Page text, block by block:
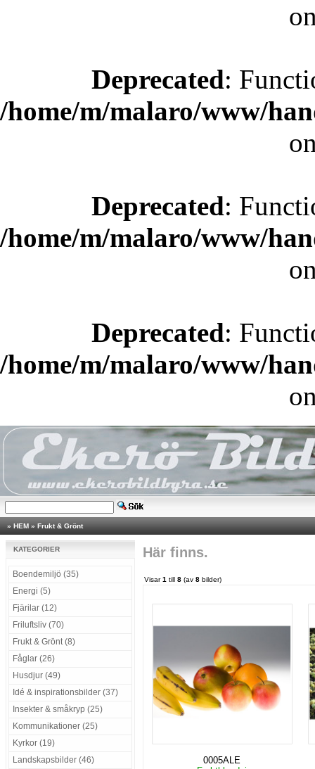
Deprecated:
/home/m/malaro/www/
Deprecated:
/home/m/malaro/www/
Deprecated:
/home/m/malaro/www/
» HEM » Frukt & Grönt
KATEGORIER
Boendemiljö (35)
Energi (5)
Fjärilar (12)
Friluftsliv (70)
Frukt & Grönt (8)
Fåglar (26)
Husdjur (49)
Idé & inspirationsbilder (37)
Insekter & småkryp (25)
Kommunikationer (25)
Kyrkor (19)
Landskapsbilder (46)
Här finns.
Visar1 till 8 (av 8 bilder)
0005ALE